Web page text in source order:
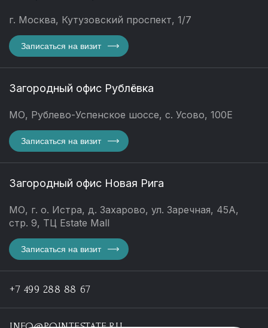
г. Москва, Кутузовский проспект, 1/7
Записаться на визит
Загородный офис Рублёвка
МО, Рублево-Успенское шоссе, с. Усово, 100Е
Записаться на визит
Загородный офис Новая Рига
МО, г. о. Истра, д. Захарово, ул. Заречная, 45А,
стр. 9, ТЦ Estate Mall
Записаться на визит
+7 499 288 88 67